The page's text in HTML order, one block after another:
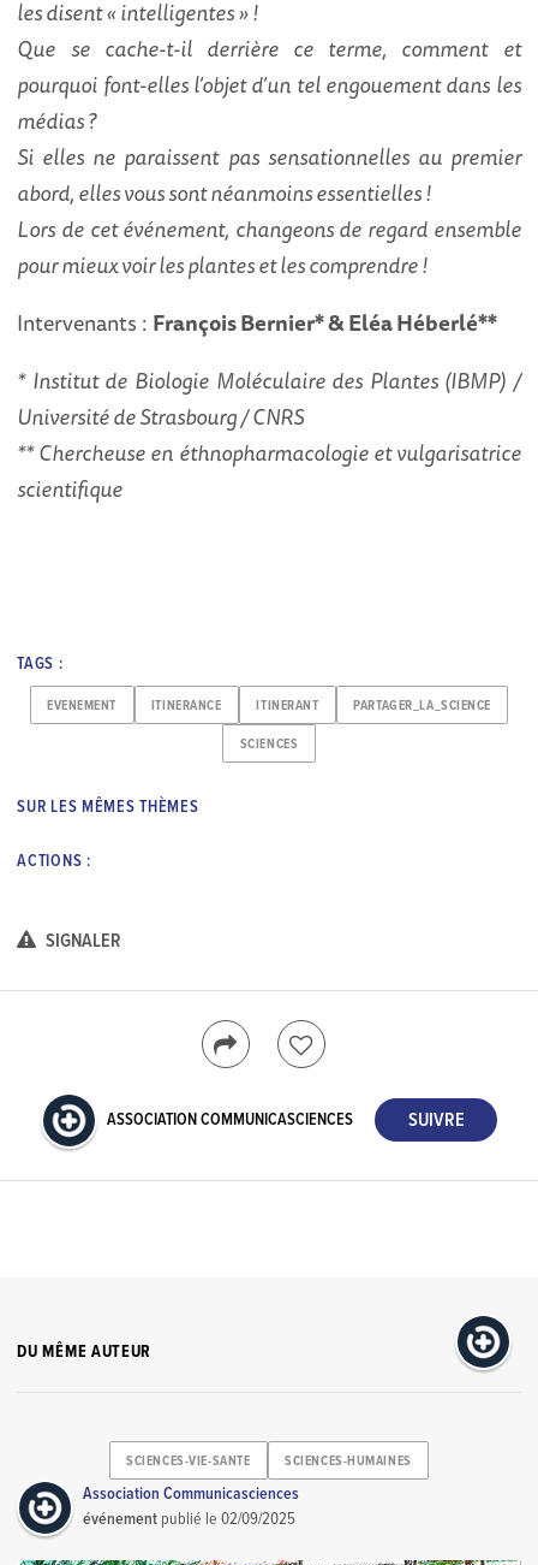
les disent « intelligentes » !
Que se cache-t-il derrière ce terme, comment et
pourquoi font-elles l’objet d’un tel engouement dans les
médias ?
Si elles ne paraissent pas sensationnelles au premier
abord, elles vous sont néanmoins essentielles !
Lors de cet événement, changeons de regard ensemble
pour mieux voir les plantes et les comprendre !
Intervenants : François Bernier* & Eléa Héberlé**
* Institut de Biologie Moléculaire des Plantes (IBMP) /
Université de Strasbourg / CNRS
** Chercheuse en éthnopharmacologie et vulgarisatrice
scientifique
TAGS :
EVENEMENT ITINERANCE ITINERANT PARTAGER_LA_SCIENCE
SCIENCES
SUR LES MÊMES THÈMES
ACTIONS :
SIGNALER
ASSOCIATION COMMUNICASCIENCES
DU MÊME AUTEUR
SCIENCES-VIE-SANTE SCIENCES-HUMAINES
Association Communicasciences
événement publié le02/09/2025